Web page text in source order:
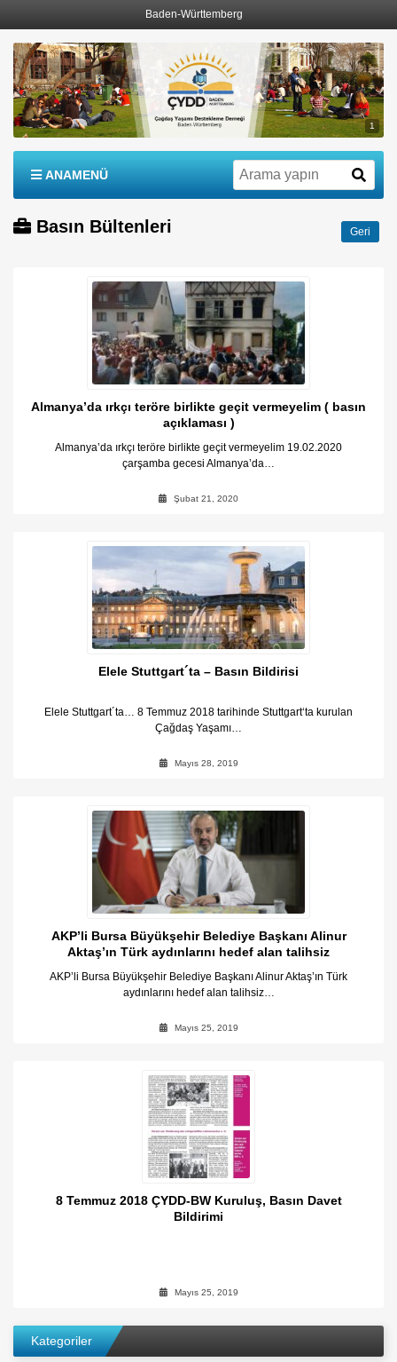
Baden-Württemberg
1
ANAMENÜ
Basın Bültenleri Geri
Almanya’da ırkçı teröre birlikte geçit vermeyelim ( basın
açıklaması )
Almanya’da ırkçı teröre birlikte geçit vermeyelim 19.02.2020
çarşamba gecesi Almanya’da…
Şubat 21, 2020
Elele Stuttgart´ta – Basın Bildirisi
Elele Stuttgart´ta… 8 Temmuz 2018 tarihinde Stuttgart‘ta kurulan
Çağdaş Yaşamı…
Mayıs 28, 2019
AKP’li Bursa Büyükşehir Belediye Başkanı Alinur
Aktaş’ın Türk aydınlarını hedef alan talihsiz
AKP’li Bursa Büyükşehir Belediye Başkanı Alinur Aktaş’ın Türk
aydınlarını hedef alan talihsiz…
Mayıs 25, 2019
8 Temmuz 2018 ÇYDD-BW Kuruluş, Basın Davet
Bildirimi
Mayıs 25, 2019
Kategoriler